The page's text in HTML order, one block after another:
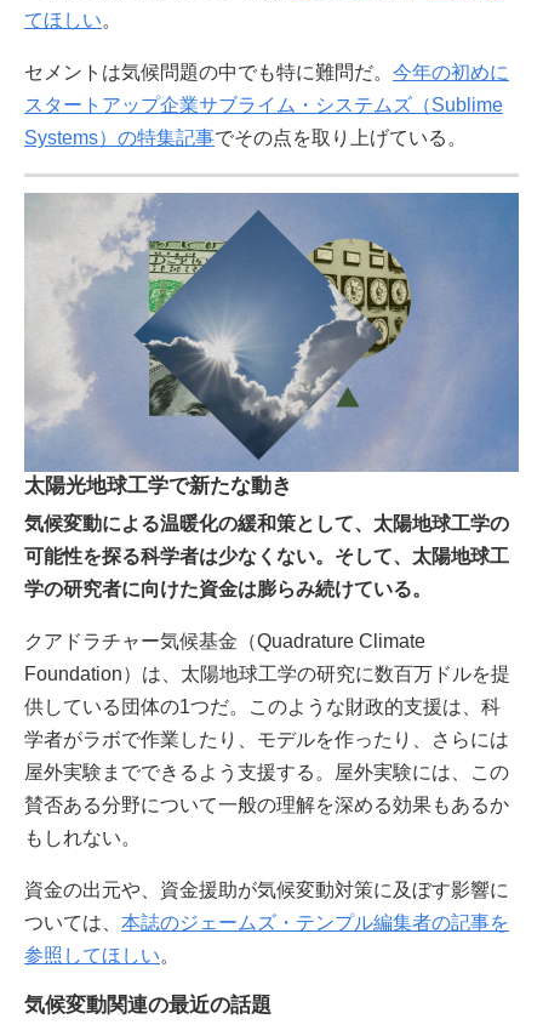
てほしい。
セメントは気候問題の中でも特に難問だ。 今年の初めに
スタートアップ企業サブライム・システムズ（Sublime
Systems）の特集記事でその点を取り上げている。
太陽光地球工学で新たな動き
気候変動による温暖化の緩和策として、太陽地球工学の
可能性を探る科学者は少なくない。そして、太陽地球工
学の研究者に向けた資金は膨らみ続けている。
クアドラチャー気候基金（Quadrature Climate
Foundation）は、太陽地球工学の研究に数百万ドルを提
供している団体の1つだ。このような財政的支援は、科
学者がラボで作業したり、モデルを作ったり、さらには
屋外実験までできるよう支援する。屋外実験には、この
賛否ある分野について一般の理解を深める効果もあるか
もしれない。
資金の出元や、資金援助が気候変動対策に及ぼす影響に
ついては、 本誌のジェームズ・テンプル編集者の記事を
参照してほしい。
気候変動関連の最近の話題